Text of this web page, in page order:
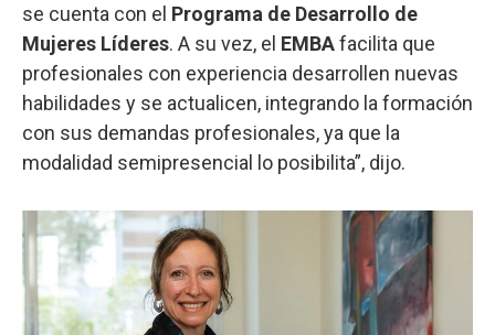
se cuenta con el Programa de Desarrollo de
Mujeres Líderes. A su vez, el EMBAfacilita que
profesionales con experiencia desarrollen nuevas
habilidades y se actualicen, integrando la formación
con sus demandas profesionales, ya que la
modalidad semipresencial lo posibilita”, dijo.